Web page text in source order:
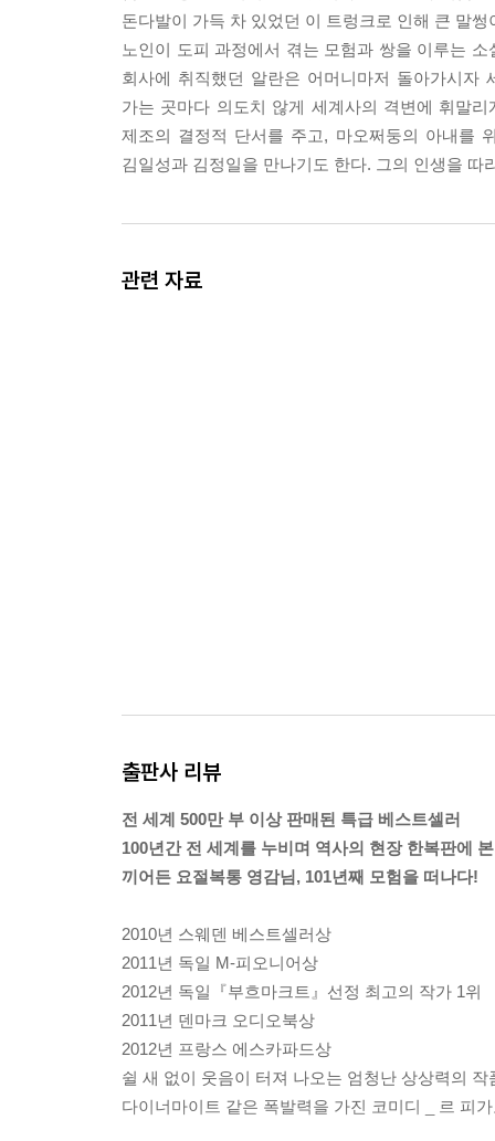
둘째, 칼손 씨가 조속히 귀국할 수 있게 조치할 것.
「하지만 이분은 주민 등록 번호도 없는걸요.」 제
「그 문제는 제3서기관이 알아서 해결하도록 하
「하지만 제4서기관 같은 것은 없는데요. 제5서
「그렇다면 결론이 뭐겠소?」 --- p.234
굴 이유는 전혀 없으니까. 그런 다음 위원장 동무
돈다발이 가득 차 있었던 이 트렁크로 인해 큰 말썽
노인이 도피 과정에서 겪는 모험과 쌍을 이루는
회사에 취직했던 알란은 어머니마저 돌아가시
가는 곳마다 의도치 않게 세계사의 격변에 휘말
제조의 결정적 단서를 주고, 마오쩌둥의 아내를
김일성과 김정일을 만나기도 한다. 그의 인생을
관련 자료
출판사 리뷰
전 세계 500만 부 이상 판매된 특급 베스트셀러
100년간 전 세계를 누비며 역사의 현장 한복판에
끼어든 요절복통 영감님, 101년째 모험을 떠나다!
2010년 스웨덴 베스트셀러상
2011년 독일 M-피오니어상
2012년 독일『부흐마크트』선정 최고의 작가 1위
2011년 덴마크 오디오북상
2012년 프랑스 에스카파드상
쉴 새 없이 웃음이 터져 나오는 엄청난 상상력의 작
다이너마이트 같은 폭발력을 가진 코미디 _ 르 피